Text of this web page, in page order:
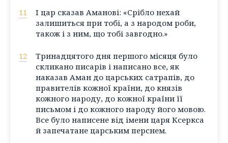
11
І цар сказав Аманові: «Срібло нехай
залишиться при тобі, а з народом роби,
також і з ним, що тобі завгодно.»
12
Тринадцятого дня першого місяця було
скликано писарів і написано все, як
наказав Аман до царських сатрапів, до
правителів кожної країни, до князів
кожного народу, до кожної країни її
письмом і до кожного народу його мовою.
Все було написене від імени царя Ксеркса
й запечатане царським перснем.